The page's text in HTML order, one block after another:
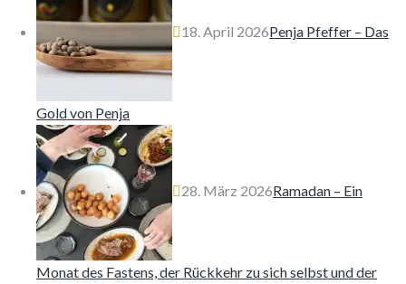
18. April 2026Penja Pfeffer – Das
Gold von Penja
28. März 2026Ramadan – Ein
Monat des Fastens, der Rückkehr zu sich selbst und der